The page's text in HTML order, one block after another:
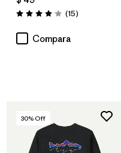
Valoración: 4.1 / 5
(15Comentarios
)
Compara
30% Off